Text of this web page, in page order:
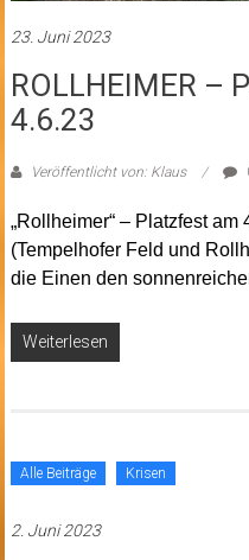
23. Juni 2023
ROLLHEIMER –
4.6.23
Veröffentlicht von: Klaus
„Rollheimer“ – Platzfest
(Tempelhofer Feld und
die Einen den
Weiterlesen
Alle Beiträge Krisen
2. Juni 2023